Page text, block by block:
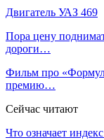
Двигатель УАЗ 469
Пора цену
дороги…
Фильм про
премию…
Сейчас читают
Что означает